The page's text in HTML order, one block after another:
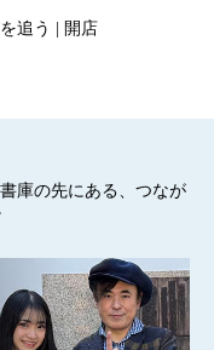
追う | 開店
庫の先にある、つなが